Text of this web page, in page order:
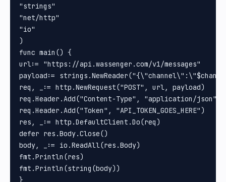
"strings"
"net/http"
"io"
)
func main() {
url:= "https://api.wassenger.com/v1/messages"
payload:=
req, _:= http.NewRequest("POST", url, payload)
req.Header.Add("Content-Type", "application/json")
req.Header.Add("Token", "API_TOKEN_GOES_HERE")
res, _:= http.DefaultClient.Do(req)
defer res.Body.Close()
body, _:= io.ReadAll(res.Body)
fmt.Println(res)
fmt.Println(string(body))